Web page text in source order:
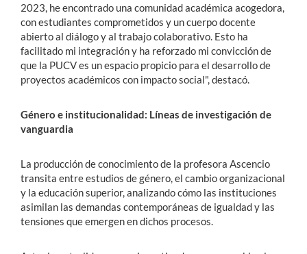
2023, he encontrado una comunidad académica acogedora,
con estudiantes comprometidos y un cuerpo docente
abierto al diálogo y al trabajo colaborativo. Esto ha
facilitado mi integración y ha reforzado mi convicción de
que la PUCV es un espacio propicio para el desarrollo de
proyectos académicos con impacto social", destacó.
Género e institucionalidad: Líneas de investigación de
vanguardia
La producción de conocimiento de la profesora Ascencio
transita entre estudios de género, el cambio organizacional
y la educación superior, analizando cómo las instituciones
asimilan las demandas contemporáneas de igualdad y las
tensiones que emergen en dichos procesos.